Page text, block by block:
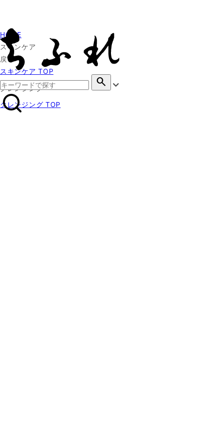
search
HOME
スキンケア
戻る
スキンケア TOP
クレンジング
クレンジング TOP